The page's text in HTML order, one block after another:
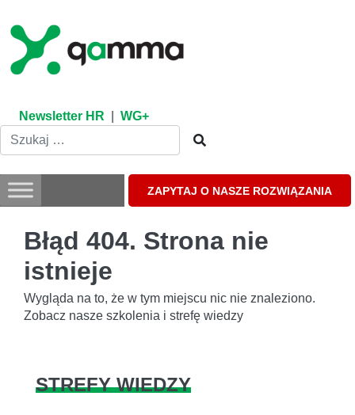
content
Newsletter HR WG+
ZAPYTAJ O NASZE ROZWIĄZANIA
Błąd 404. Strona nie
istnieje
Wygląda na to, że w tym miejscu nic nie znaleziono.
Zobacz nasze szkolenia i strefę wiedzy
STREFY WIEDZY